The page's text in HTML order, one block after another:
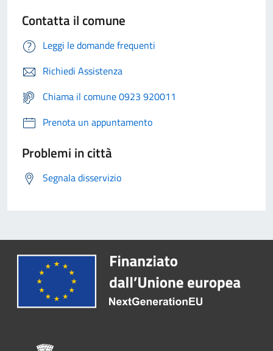
Contatta il comune
Leggi le domande frequenti
Richiedi Assistenza
Chiama il comune 0923 920011
Prenota un appuntamento
Problemi in città
Segnala disservizio